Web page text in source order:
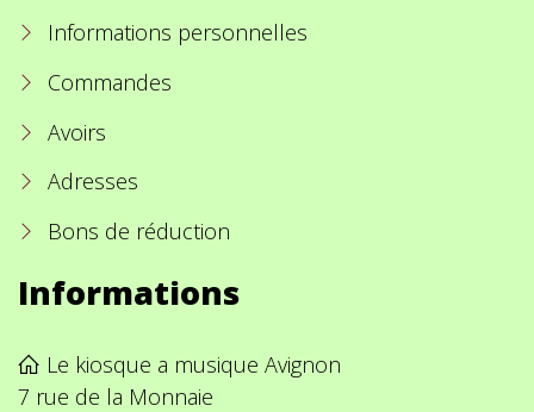
Informations personnelles
Commandes
Avoirs
Adresses
Bons de réduction
Informations
Le kiosque a musique Avignon
7 rue de la Monnaie